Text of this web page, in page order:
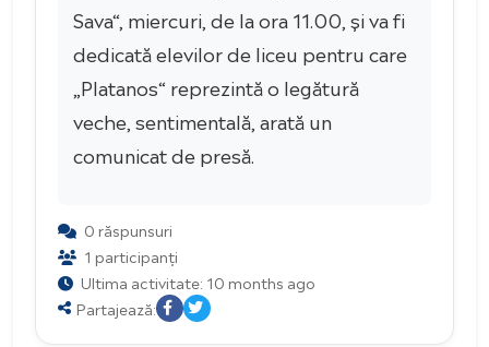
Sava“, miercuri, de la ora 11.00, și va fi
dedicată elevilor de liceu pentru care
„Platanos“ reprezintă o legătură
veche, sentimentală, arată un
comunicat de presă.
0 răspunsuri
1 participanți
Ultima activitate: 10 months ago
Partajează: